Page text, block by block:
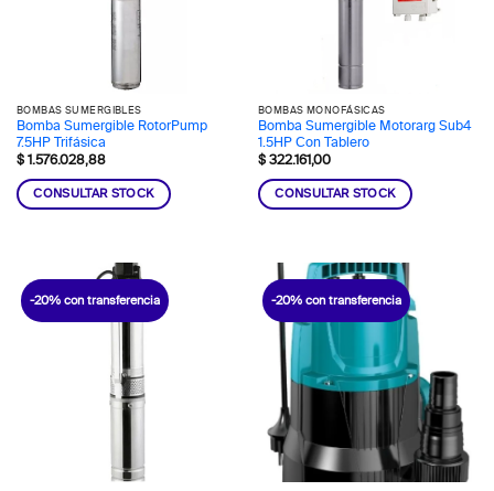
BOMBAS SUMERGIBLES
Bomba Sumergible RotorPump
7.5HP Trifásica
$1.576.028,88
CONSULTAR STOCK
BOMBAS MONOFÁSICAS
Bomba Sumergible Motorarg Sub4
1.5HP Con Tablero
$322.161,00
CONSULTAR STOCK
-20% con transferencia -20% con transferencia